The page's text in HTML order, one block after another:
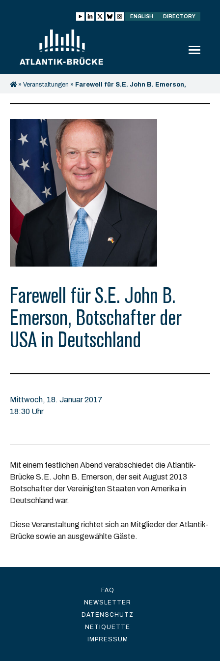
ENGLISH DIRECTORY
» Veranstaltungen » Farewell für S.E. John B. Emerson,
Farewell für S.E. John B.
Emerson, Botschafter der
USA in Deutschland
Mittwoch, 18. Januar 2017
18:30 Uhr
Mit einem festlichen Abend verabschiedet die Atlantik-
Brücke S.E. John B. Emerson, der seit August 2013
Botschafter der Vereinigten Staaten von Amerika in
Deutschland war.
Diese Veranstaltung richtet sich an Mitglieder der Atlantik-
Brücke sowie an ausgewählte Gäste.
FAQ
NEWSLETTER
DATENSCHUTZ
NETIQUETTE
IMPRESSUM